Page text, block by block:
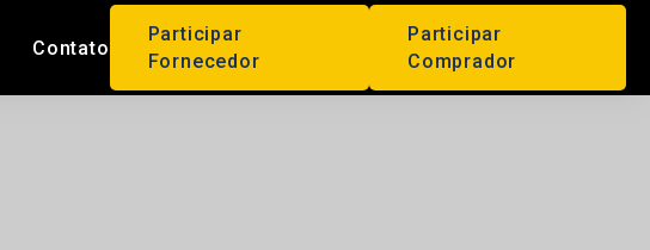
Contato
Participar
Fornecedor
Participar
Comprador